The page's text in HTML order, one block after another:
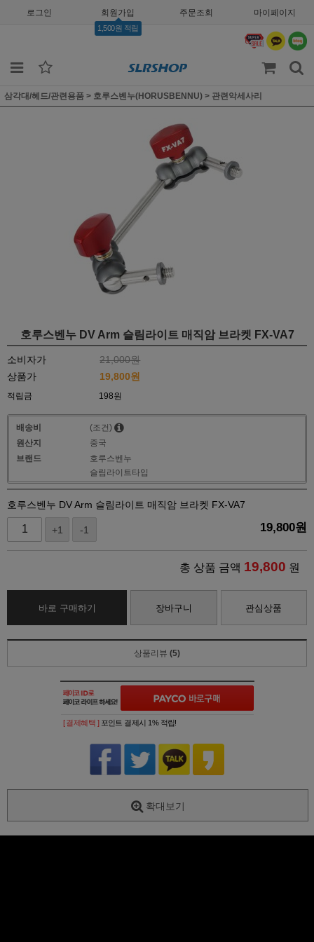
로그인 회원가입
1,500원 적립
주문조회 마이페이지
삼각대/헤드/관련용품 > 호루스벤누(HORUSBENNU) > 관련악세사리
호루스벤누 DV Arm 슬림라이트 매직암 브라켓 FX-VA7
소비자가
21,000원
상품가
19,800원
적립금 198원
배송비
(조건)
원산지
중국
브랜드
호루스벤누
슬림라이트타입
호루스벤누 DV Arm 슬림라이트 매직암 브라켓 FX-VA7
+1 -1 19,800원
총 상품 금액 19,800 원
바로 구매하기 장바구니 관심상품
상품리뷰 (5)
[ 결제혜택 ] 포인트 결제시 1% 적립!
확대보기